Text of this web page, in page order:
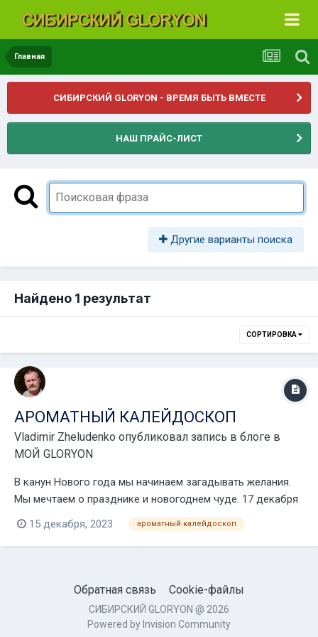
Главная
СИБИРСКИЙ GLORYON - ВРЕМЯ БЫТЬ ВМЕСТЕ
НАШ ПРАЙС-ЛИСТ
Другие варианты поиска
Найдено 1 результат
СОРТИРОВКА
АРОМАТНЫЙ КАЛЕЙДОСКОП
Vladimir Zheludenko опубликовал запись в блоге в
МОЙ GLORYON
В канун Нового года мы начинаем загадывать желания.
Мы мечтаем о празднике и новогоднем чуде. 17 декабря
в 11 мск на необъятной территории онлайн пространства
пройдёт праздничное событие "Ароматный
калейдоскоп", которое создаст атмосферу чудесной
15 декабря, 2023 ароматный калейдоскоп
Обратная связь Cookie-файлы
СИБИРСКИЙ GLORYON @ 2026
Powered by Invision Community